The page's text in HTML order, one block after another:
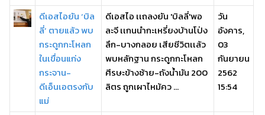
ดีเอสไอยัน ‘บิล
ลี่’ ตายแล้ว พบ
กระดูกกะโหลก
ในเขื่อนแก่ง
กระจาน-
ดีเอ็นเอตรงกับ
แม่
ดีเอสไอ เเถลงยัน 'บิลลี่'พอ
ละจี เเกนนำกะเหรี่ยงบ้านโป่ง
ลึก-บางกลอย เสียชีวิตเเล้ว
พบหลักฐาน กระดูกกะโหลก
ศีรษะข้างซ้าย-ถังน้ำมัน 200
ลิตร ถูกเผาไหม้คว ...
วัน
อังคาร,
03
กันยายน
2562
15:54